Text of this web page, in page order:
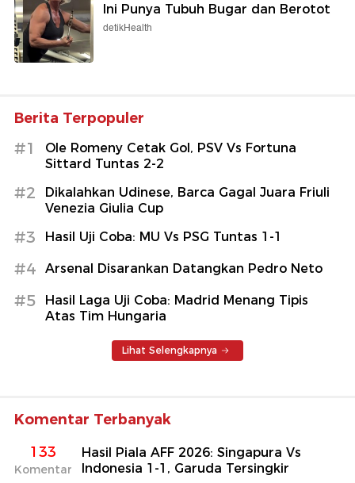
Ini Punya Tubuh Bugar dan Berotot
detikHealth
Berita Terpopuler
#1
Ole Romeny Cetak Gol, PSV Vs Fortuna
Sittard Tuntas 2-2
#2
Dikalahkan Udinese, Barca Gagal Juara Friuli
Venezia Giulia Cup
#3 Hasil Uji Coba: MU Vs PSG Tuntas 1-1
#4 Arsenal Disarankan Datangkan Pedro Neto
#5
Hasil Laga Uji Coba: Madrid Menang Tipis
Atas Tim Hungaria
Lihat Selengkapnya
Komentar Terbanyak
133
Komentar
Hasil Piala AFF 2026: Singapura Vs
Indonesia 1-1, Garuda Tersingkir